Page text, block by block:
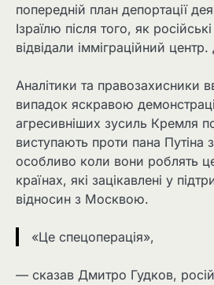
попередній план депортації
Ізраїлю після того, як
відвідали імміграційний
Аналітики та правозахисники
випадок яскравою
агресивніших зусиль Кремля
виступають проти пана
особливо коли вони роблять
країнах, які зацікавлені у
відносин з Москвою.
«Це спецоперація»,
— сказав Дмитро Гудков,